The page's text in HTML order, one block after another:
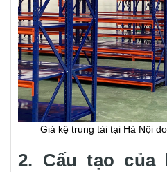
Giá kệ trung tải tại Hà Nội
2. Cấu tạo của